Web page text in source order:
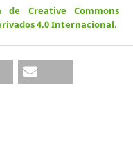
de Creative Commons
4.0 Internacional.